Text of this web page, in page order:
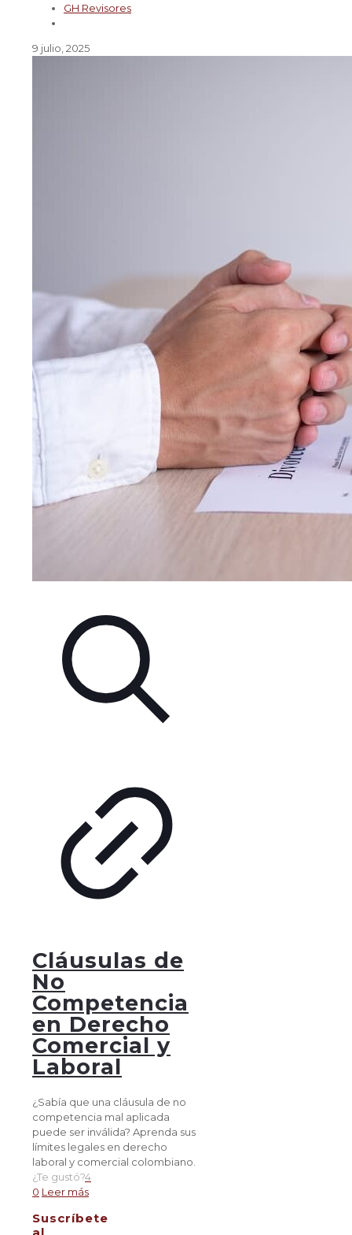
GH Revisores
9 julio, 2025
Cláusulas de
No
Competencia
en Derecho
Comercial y
Laboral
¿Sabía que una cláusula de no
competencia mal aplicada
puede ser inválida? Aprenda sus
límites legales en derecho
laboral y comercial colombiano.
¿Te gustó?4
0 Leer más
Suscríbete